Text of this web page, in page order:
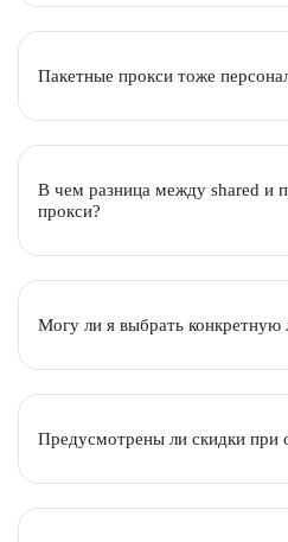
Пакетные прокси тоже
В чем разница между shared и
прокси?
Могу ли я выбрать конкретную
Предусмотрены ли скидки при